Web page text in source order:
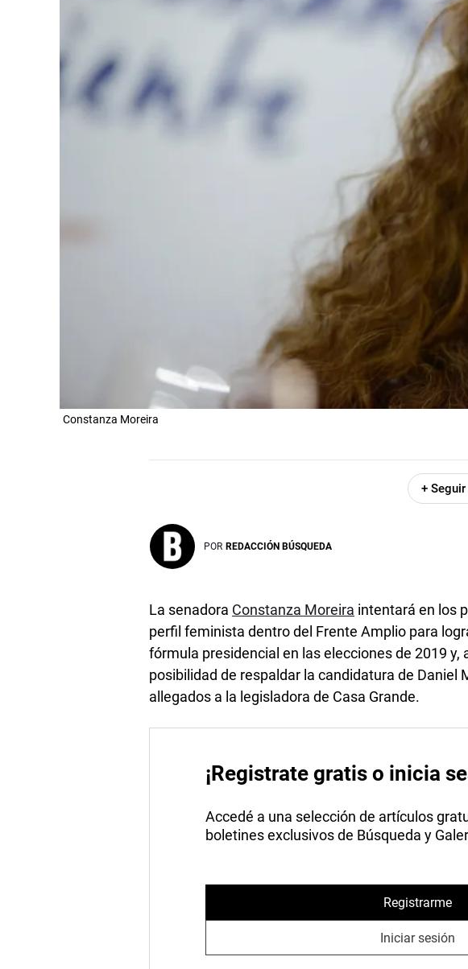
Constanza Moreira
+ Seguir
POR REDACCIÓN BÚSQUEDA
La senadora Constanza Moreira intentará en los
perfil feminista dentro del Frente Amplio para
fórmula presidencial en las elecciones de 2019 y,
posibilidad de respaldar la candidatura de Daniel
allegados a la legisladora de Casa Grande.
¡Registrate gratis o inicia
Accedé a una selección de artículos
boletines exclusivos de Búsqueda y
Registrarme
Iniciar sesión